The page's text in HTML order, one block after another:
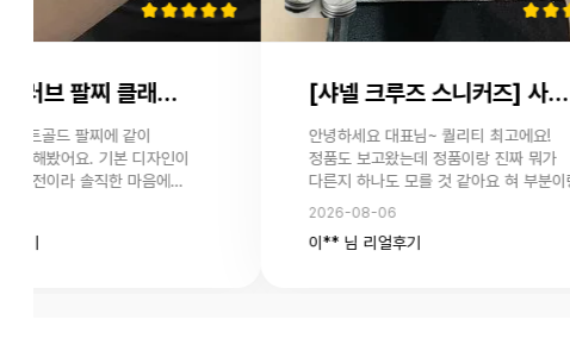
[까르띠에 러브 팔찌 클래식 파베 세팅] 사용후기 입니다.
드 팔찌에 같이
어요. 기본 디자인이
라 솔직한 마음에
다렸어요. 배송은 조금
[샤넬 크루즈 스니커즈] 사용후기 입니다.
안녕하세요 대표님~ 퀄리티 최고에요!
정품도 보고왔는데 정품이랑 진짜 뭐가
다른지 하나도 모를 것 같아요 혀 부분이랑
로고도 짱짱하고 마감도 최고에요~ 역시
아쉬웠던건 이 제품은 다른 제품에 비해
2026-08-06
이** 님 리얼후기